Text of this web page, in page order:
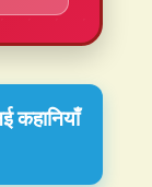
कहानियाँ